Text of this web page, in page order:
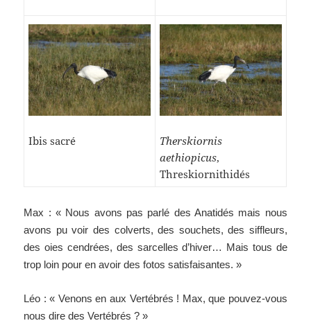
Ibis sacré
Therskiornis
aethiopicus,
Threskiornithidés
Max : « Nous avons pas parlé des Anatidés mais nous
avons pu voir des colverts, des souchets, des siffleurs,
des oies cendrées, des sarcelles d’hiver… Mais tous de
trop loin pour en avoir des fotos satisfaisantes. »
Léo : « Venons en aux Vertébrés ! Max, que pouvez-vous
nous dire des Vertébrés ? »